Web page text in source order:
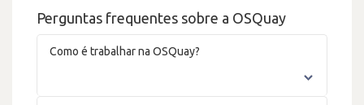
Perguntas frequentes sobre a OSQuay
Como é trabalhar na OSQuay?